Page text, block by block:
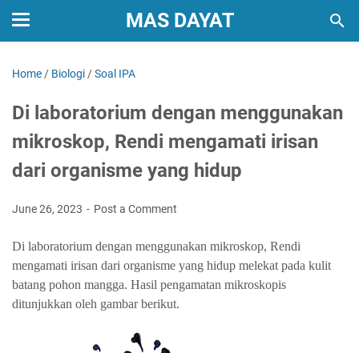
MAS DAYAT
Home / Biologi /Soal IPA
Di laboratorium dengan menggunakan
mikroskop, Rendi mengamati irisan
dari organisme yang hidup
June 26, 2023 Post a Comment
Di laboratorium dengan menggunakan mikroskop, Rendi
mengamati irisan dari organisme yang hidup melekat pada kulit
batang pohon mangga. Hasil pengamatan mikroskopis
ditunjukkan oleh gambar berikut.